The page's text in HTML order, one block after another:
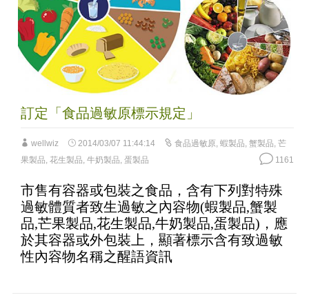
訂定「食品過敏原標示規定」
wellwiz 2014/03/07 11:44:14 食品過敏原, 蝦製品, 蟹製品, 芒
果製品, 花生製品, 牛奶製品, 蛋製品 1161
市售有容器或包裝之食品，含有下列對特殊
過敏體質者致生過敏之內容物(蝦製品,蟹製
品,芒果製品,花生製品,牛奶製品,蛋製品)，應
於其容器或外包裝上，顯著標示含有致過敏
性內容物名稱之醒語資訊